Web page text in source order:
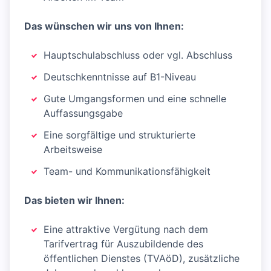
Das wünschen wir uns von Ihnen:
Hauptschulabschluss oder vgl. Abschluss
Deutschkenntnisse auf B1-Niveau
Gute Umgangsformen und eine schnelle
Auffassungsgabe
Eine sorgfältige und strukturierte
Arbeitsweise
Team- und Kommunikationsfähigkeit
Das bieten wir Ihnen:
Eine attraktive Vergütung nach dem
Tarifvertrag für Auszubildende des
öffentlichen Dienstes (TVAöD), zusätzliche